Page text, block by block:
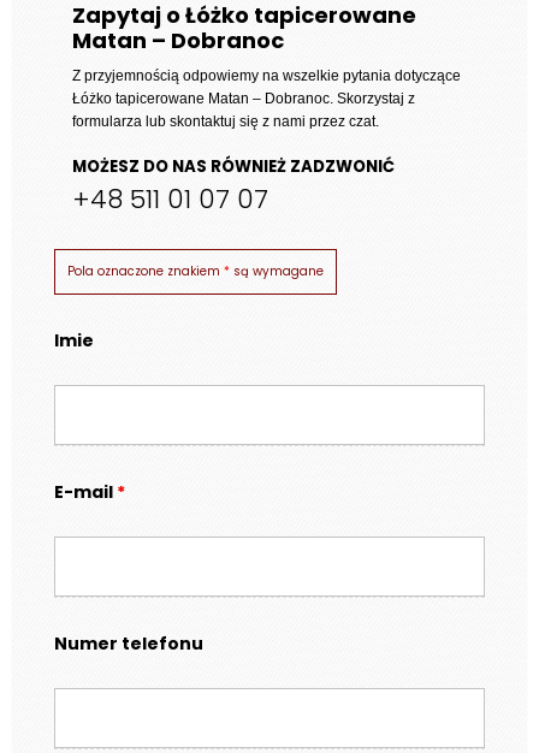
Zapytaj o Łóżko tapicerowane
Matan – Dobranoc
Z przyjemnością odpowiemy na wszelkie pytania dotyczące
Łóżko tapicerowane Matan – Dobranoc. Skorzystaj z
formularza lub skontaktuj się z nami przez czat.
MOŻESZ DO NAS RÓWNIEŻ ZADZWONIĆ
+48 511 01 07 07
Pola oznaczone znakiem * są wymagane
Imie
E-mail *
Numer telefonu